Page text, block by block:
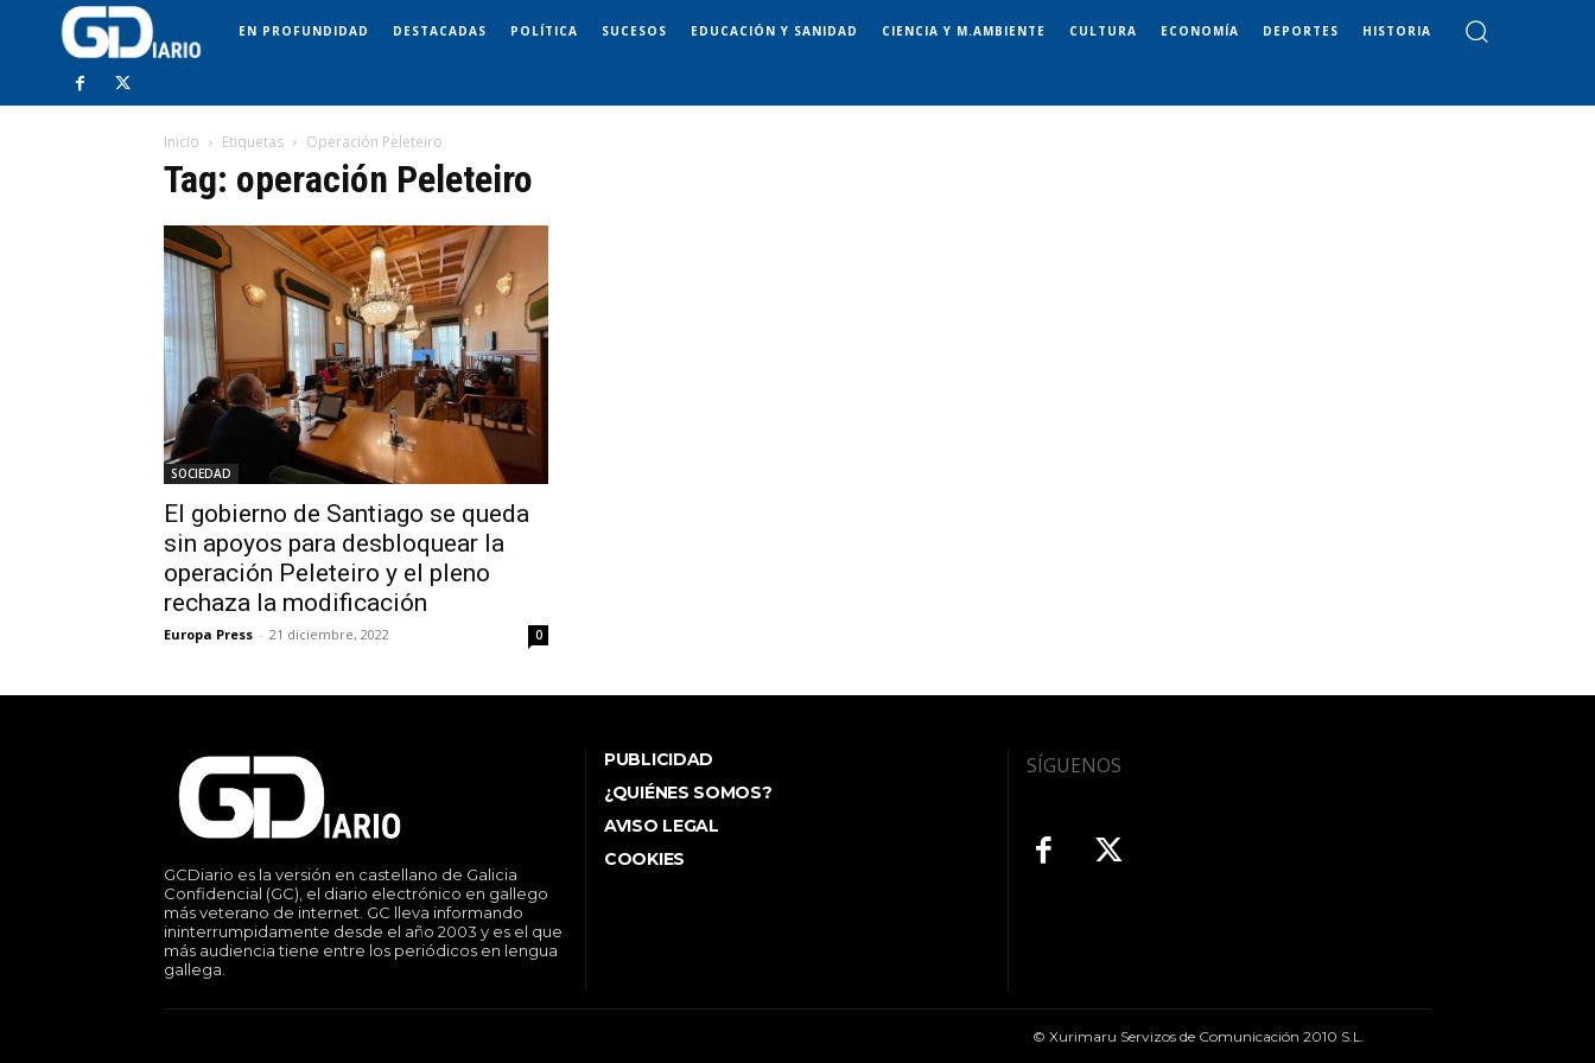
EN PROFUNDIDAD DESTACADAS POLÍTICA SUCESOS EDUCACIÓN Y SANIDAD CIENCIA Y M.AMBIENTE CULTURA ECONOMÍA DEPORTES HISTORIA
Inicio Etiquetas Operación Peleteiro
Tag: operación Peleteiro
SOCIEDAD
El gobierno de Santiago se queda
sin apoyos para desbloquear la
operación Peleteiro y el pleno
rechaza la modificación
Europa Press - 21 diciembre, 2022 0
GCDiario es la versión en castellano de Galicia
Confidencial (GC), el diario electrónico en gallego
más veterano de internet. GC lleva informando
ininterrumpidamente desde el año 2003 y es el que
más audiencia tiene entre los periódicos en lengua
gallega.
PUBLICIDAD
¿QUIÉNES SOMOS?
AVISO LEGAL
COOKIES
SÍGUENOS
© Xurimaru Servizos de Comunicación 2010 S.L.